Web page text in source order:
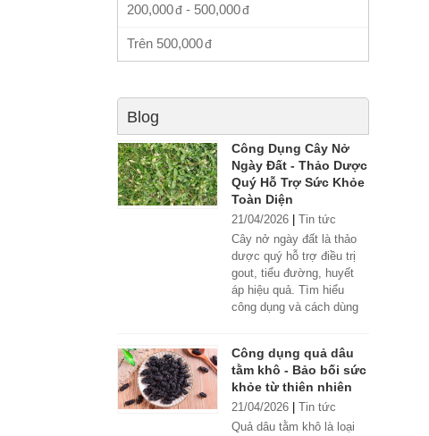
200,000 - 500,000
Trên 500,000
Blog
Công Dụng Cây Nở
Ngày Đất - Thảo Dược
Quý Hỗ Trợ Sức Khỏe
Toàn Diện
21/04/2026
Tin tức
Cây nở ngày đất là thảo
dược quý hỗ trợ điều trị
gout, tiểu đường, huyết
áp hiệu quả. Tìm hiểu
công dụng và cách dùng
Công dụng quả dâu
tằm khô - Bảo bối sức
khỏe từ thiên nhiên
21/04/2026
Tin tức
Quả dâu tằm khô là loại